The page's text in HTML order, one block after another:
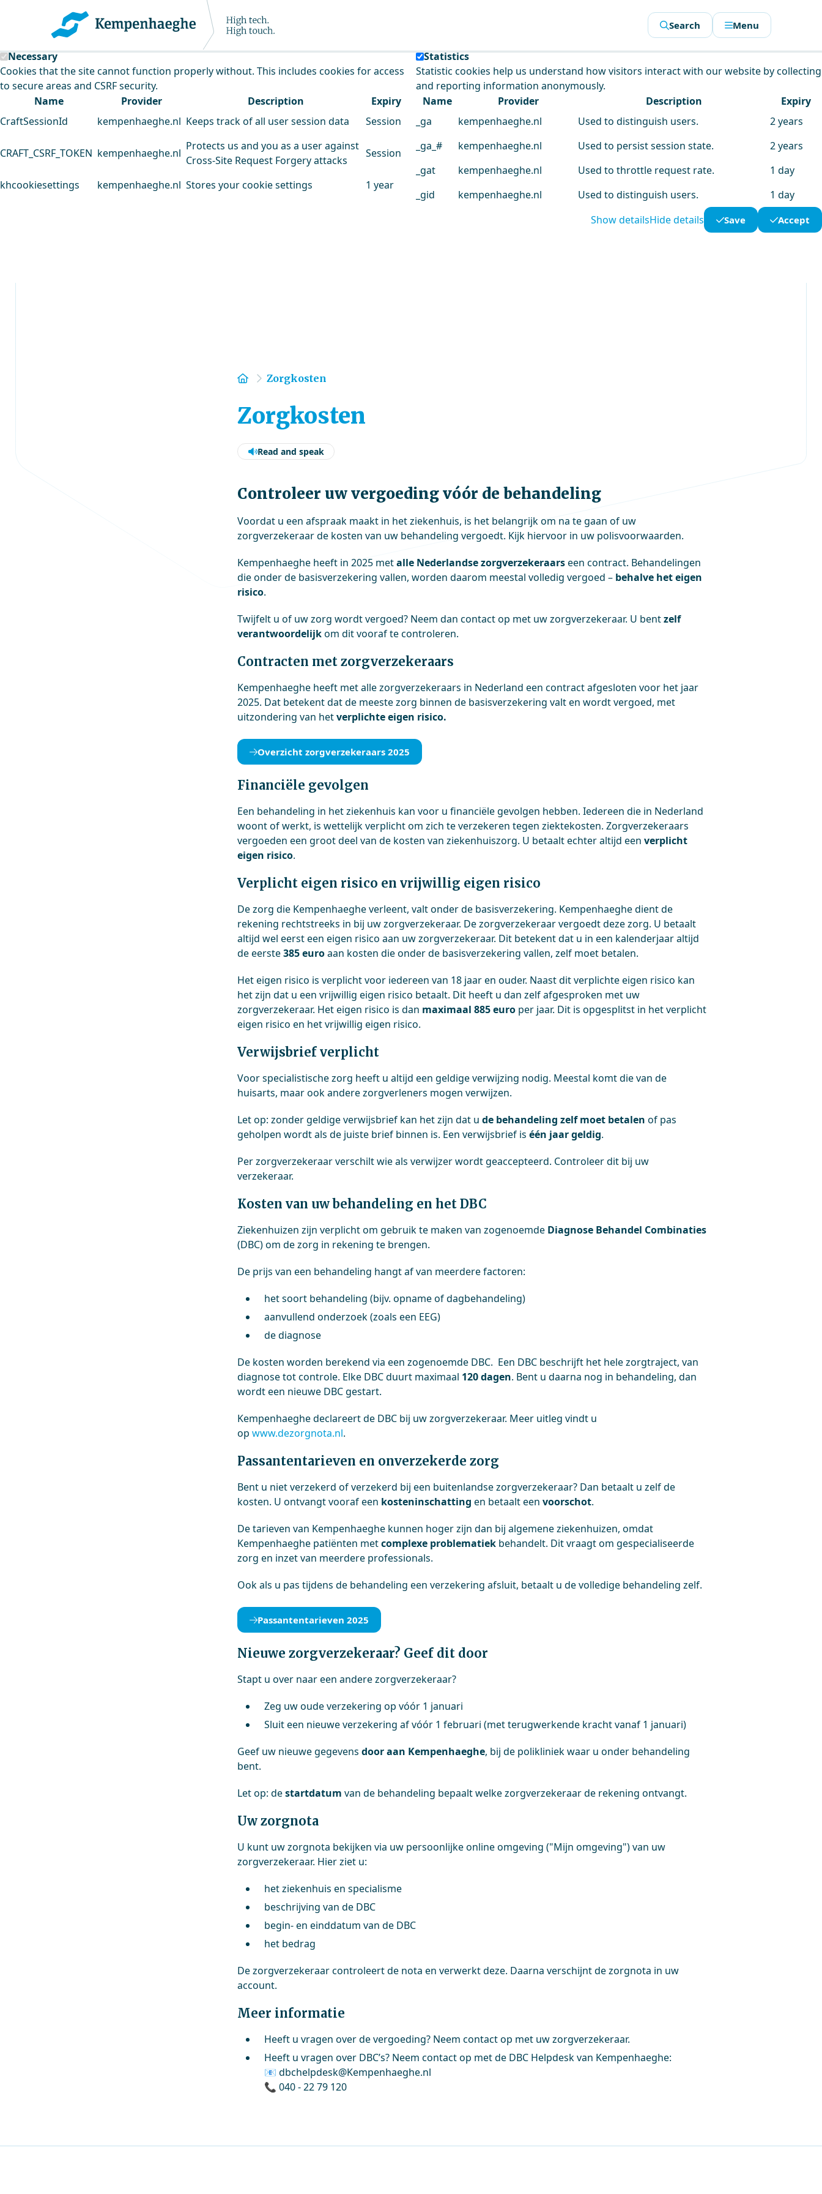
Kempenhaeghe uses cookies
This website uses cookies to analyse our traffic and improve our service.
Necessary
Cookies that the site cannot function properly without. This includes cookies for access
to secure areas and CSRF security.
Name
Provider Description
Expiry
CraftSessionId
kempenhaeghe.nl Keeps track of all user session data Session
CRAFT_CSRF_TOKEN kempenhaeghe.nl
Protects us and you as a user against
Cross-Site Request Forgery attacks
Session
khcookiesettings kempenhaeghe.nl Stores your cookie settings 1 year
Statistics
Statistic cookies help us understand how visitors interact with our website by collecting
and reporting information anonymously.
Name
Provider Description
Expiry
_ga
kempenhaeghe.nl Used to distinguish users.
2 years
_ga_#
kempenhaeghe.nl Used to persist session state.
2 years
_gat
kempenhaeghe.nl Used to throttle request rate.
1 day
_gid
kempenhaeghe.nl Used to distinguish users.
1 day
Show detailsHide details Save Accept
Search Menu
Home
Zorgkosten
Zorgkosten
Read and speak
Controleer uw vergoeding vóór de behandeling
Voordat u een afspraak maakt in het ziekenhuis, is het belangrijk om na te gaan of uw
zorgverzekeraar de kosten van uw behandeling vergoedt. Kijk hiervoor in uw polisvoorwaarden.
Kempenhaeghe heeft in 2025 metalle Nederlandse zorgverzekeraarseen contract. Behandelingen
die onder de basisverzekering vallen, worden daarom meestal volledig vergoed – behalve het eigen
risico.
Twijfelt u of uw zorg wordt vergoed? Neem dan contact op met uw zorgverzekeraar. U bentzelf
verantwoordelijkom dit vooraf te controleren.
Contracten met zorgverzekeraars
Kempenhaeghe heeft met alle zorgverzekeraars in Nederland een contract afgesloten voor het jaar
2025. Dat betekent dat de meeste zorg binnen de basisverzekering valt en wordt vergoed, met
uitzondering van hetverplichte eigen risico.
Overzicht zorgverzekeraars 2025
Financiële gevolgen
Een behandeling in het ziekenhuis kan voor u financiële gevolgen hebben. Iedereen die in Nederland
woont of werkt, is wettelijk verplicht om zich te verzekeren tegen ziektekosten. Zorgverzekeraars
vergoeden een groot deel van de kosten van ziekenhuiszorg. U betaalt echter altijd een verplicht
eigen risico.
Verplicht eigen risico en vrijwillig eigen risico
De zorg die Kempenhaeghe verleent, valt onder de basisverzekering. Kempenhaeghe dient de
rekening rechtstreeks in bij uw zorgverzekeraar. De zorgverzekeraar vergoedt deze zorg. U betaalt
altijd wel eerst een eigen risico aan uw zorgverzekeraar. Dit betekent dat u in een kalenderjaar altijd
de eerste385 euroaan kosten die onder de basisverzekering vallen, zelf moet betalen.
Het eigen risico is verplicht voor iedereen van 18 jaar en ouder. Naast dit verplichte eigen risico kan
het zijn dat u een vrijwillig eigen risico betaalt. Dit heeft u dan zelf afgesproken met uw
zorgverzekeraar. Het eigen risico is dan maximaal 885 europer jaar. Dit is opgesplitst in het verplicht
eigen risico en het vrijwillig eigen risico.
Verwijsbrief verplicht
Voor specialistische zorg heeft u altijd een geldige verwijzing nodig. Meestal komt die van de
huisarts, maar ook andere zorgverleners mogen verwijzen.
Let op: zonder geldige verwijsbrief kan het zijn dat u de behandeling zelf moet betalen of pas
geholpen wordt als de juiste brief binnen is. Een verwijsbrief is één jaar geldig.
Per zorgverzekeraar verschilt wie als verwijzer wordt geaccepteerd. Controleer dit bij uw
verzekeraar.
Kosten van uw behandeling en het DBC
Ziekenhuizen zijn verplicht om gebruik te maken van zogenoemde Diagnose Behandel Combinaties
(DBC) om de zorg in rekening te brengen.
De prijs van een behandeling hangt af van meerdere factoren:
het soort behandeling (bijv. opname of dagbehandeling)
aanvullend onderzoek (zoals een EEG)
de diagnose
De kosten worden berekend via een zogenoemde DBC. Een DBC beschrijft het hele zorgtraject, van
diagnose tot controle. Elke DBC duurt maximaal 120 dagen. Bent u daarna nog in behandeling, dan
wordt een nieuwe DBC gestart.
Kempenhaeghe declareert de DBC bij uw zorgverzekeraar. Meer uitleg vindt u
op www.dezorgnota.nl.
Passantentarieven en onverzekerde zorg
Bent u niet verzekerd of verzekerd bij een buitenlandse zorgverzekeraar? Dan betaalt u zelf de
kosten. U ontvangt vooraf een kosteninschatting en betaalt een voorschot.
De tarieven van Kempenhaeghe kunnen hoger zijn dan bij algemene ziekenhuizen, omdat
Kempenhaeghe patiënten metcomplexe problematiekbehandelt. Dit vraagt om gespecialiseerde
zorg en inzet van meerdere professionals.
Ook als u pas tijdens de behandeling een verzekering afsluit, betaalt u de volledige behandeling zelf.
Passantentarieven 2025
Nieuwe zorgverzekeraar? Geef dit door
Stapt u over naar een andere zorgverzekeraar?
Zeg uw oude verzekering op vóór 1 januari
Sluit een nieuwe verzekering af vóór 1 februari (met terugwerkende kracht vanaf 1 januari)
Geef uw nieuwe gegevens door aan Kempenhaeghe, bij de polikliniek waar u onder behandeling
bent.
Let op: destartdatum van de behandeling bepaalt welke zorgverzekeraar de rekening ontvangt.
Uw zorgnota
U kunt uw zorgnota bekijken via uw persoonlijke online omgeving ("Mijn omgeving") van uw
zorgverzekeraar. Hier ziet u:
het ziekenhuis en specialisme
beschrijving van de DBC
begin- en einddatum van de DBC
het bedrag
De zorgverzekeraar controleert de nota en verwerkt deze. Daarna verschijnt de zorgnota in uw
account.
Meer informatie
Heeft u vragen over de vergoeding? Neem contact op met uw zorgverzekeraar.
Heeft u vragen over DBC’s? Neem contact op met de DBC Helpdesk van Kempenhaeghe:
📧 dbchelpdesk@Kempenhaeghe.nl
📞 040 - 22 79 120